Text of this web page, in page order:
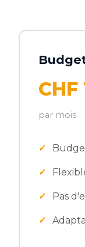
CHF
par mois
Pas